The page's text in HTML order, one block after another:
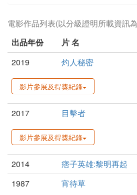
電影作品列表(以分級證明所載資訊
出品年份
片 名
2019
灼人秘密
影片參展及得獎紀錄
2017 目擊者
影片參展及得獎紀錄
2014
痞子英雄:黎明再起
1987
宵待草